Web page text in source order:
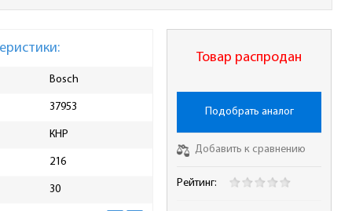
Bosch
37953
КНР
216
30
Ширина пропила, мм
Высота упаковки, мм
Ширина упаковки, мм
Товар распродан
Подобрать аналог
Добавить к сравнению
Рейтинг: